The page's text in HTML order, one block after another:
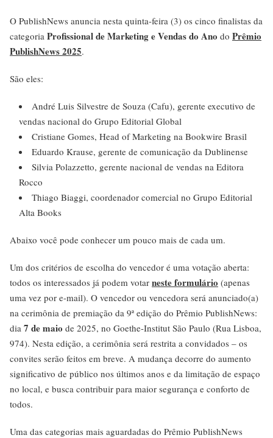
O PublishNews anuncia nesta quinta-feira (3) os cinco finalistas da
categoria Profissional de Marketing e Vendas do Ano do Prêmio
PublishNews 2025.
São eles:
André Luis Silvestre de Souza (Cafu), gerente executivo de
vendas nacional do Grupo Editorial Global
Cristiane Gomes, Head of Marketing na Bookwire Brasil
Eduardo Krause, gerente de comunicação da Dublinense
Silvia Polazzetto, gerente nacional de vendas na Editora
Rocco
Thiago Biaggi, coordenador comercial no Grupo Editorial
Alta Books
Abaixo você pode conhecer um pouco mais de cada um.
Um dos critérios de escolha do vencedor é uma votação aberta:
todos os interessados já podem votar neste formulário (apenas
uma vez por e-mail). O vencedor ou vencedora será anunciado(a)
na cerimônia de premiação da 9ª edição do Prêmio PublishNews:
dia 7 de maio de 2025, no Goethe-Institut São Paulo (Rua Lisboa,
974). Nesta edição, a cerimônia será restrita a convidados – os
convites serão feitos em breve. A mudança decorre do aumento
significativo de público nos últimos anos e da limitação de espaço
no local, e busca contribuir para maior segurança e conforto de
todos.
Uma das categorias mais aguardadas do Prêmio PublishNews